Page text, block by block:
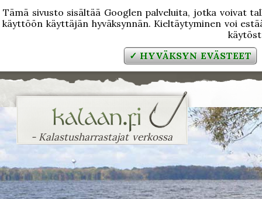
Tämä sivusto sisältää Googlen palveluita, jotka voivat
käyttöön käyttäjän hyväksynnän. Kieltäytyminen voi
✓ HYVÄKSYN EVÄSTEET
- Kalastusharrastajat verkossa